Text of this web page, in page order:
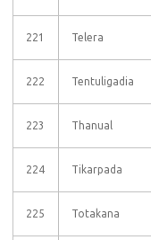
221 Telera
222 Tentuligadia
223 Thanual
224 Tikarpada
225 Totakana